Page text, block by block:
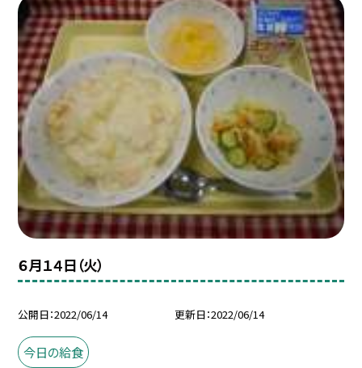
６月１４日（火）
公開日 2022/06/14 更新日 2022/06/14
今日の給食